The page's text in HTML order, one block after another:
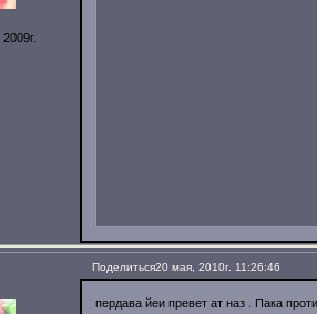
Поделиться20 мая, 2010г. 11:26:46
пердава йеи превет ат наз . Пака